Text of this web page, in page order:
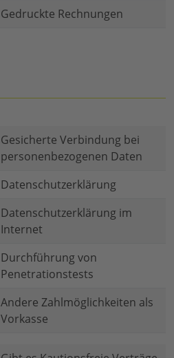
Gedruckte Rechnungen
Gesicherte Verbindung bei
personenbezogenen Daten
Datenschutzerklärung
Datenschutzerklärung im
Internet
Durchführung von
Penetrationstests
Andere Zahlmöglichkeiten als
Vorkasse